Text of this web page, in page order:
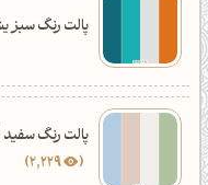
پالت رنگ سبز
پالت رنگ سفید
2,229